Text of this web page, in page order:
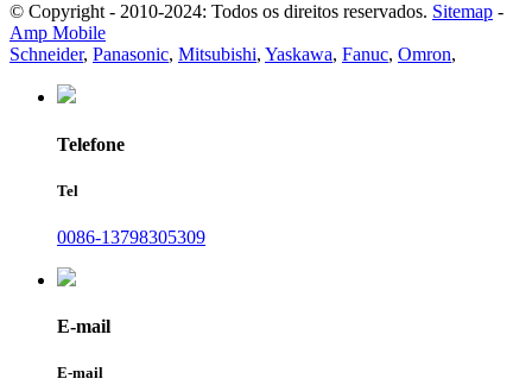
© Copyright - 2010-2024: Todos os direitos reservados. Sitemap -
Amp Mobile
Schneider, Panasonic, Mitsubishi, Yaskawa, Fanuc, Omron,
Telefone
Tel
0086-13798305309
E-mail
E-mail